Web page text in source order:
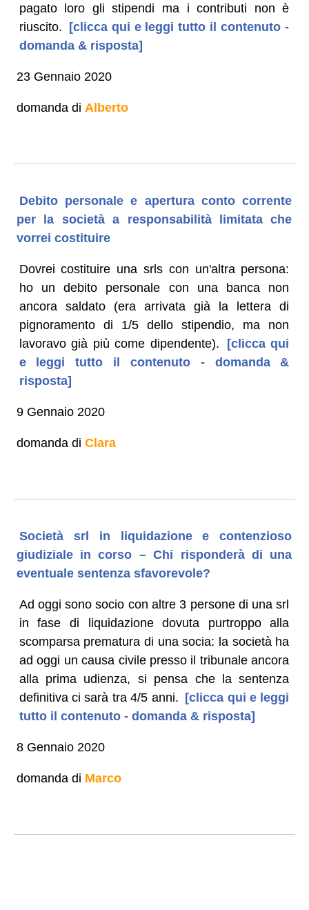
pagato loro gli stipendi ma i contributi non è
riuscito. [clicca qui e leggi tutto il contenuto -
domanda & risposta]
23 Gennaio 2020
domanda di Alberto
Debito personale e apertura conto corrente
per la società a responsabilità limitata che
vorrei costituire
Dovrei costituire una srls con un'altra persona:
ho un debito personale con una banca non
ancora saldato (era arrivata già la lettera di
pignoramento di 1/5 dello stipendio, ma non
lavoravo già più come dipendente).
[clicca qui
e leggi tutto il contenuto - domanda &
risposta]
9 Gennaio 2020
domanda di Clara
Società srl in liquidazione e contenzioso
giudiziale in corso – Chi risponderà di una
eventuale sentenza sfavorevole?
Ad oggi sono socio con altre 3 persone di una srl
in fase di liquidazione dovuta purtroppo alla
scomparsa prematura di una socia: la società ha
ad oggi un causa civile presso il tribunale ancora
alla prima udienza, si pensa che la sentenza
definitiva ci sarà tra 4/5 anni. [clicca qui e leggi
tutto il contenuto - domanda & risposta]
8 Gennaio 2020
domanda di Marco